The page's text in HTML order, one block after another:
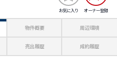
お気に入り オーナー登録
物件概要 周辺環境
売出履歴 成約履歴